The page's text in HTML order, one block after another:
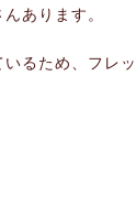
あります。
るため、フレ